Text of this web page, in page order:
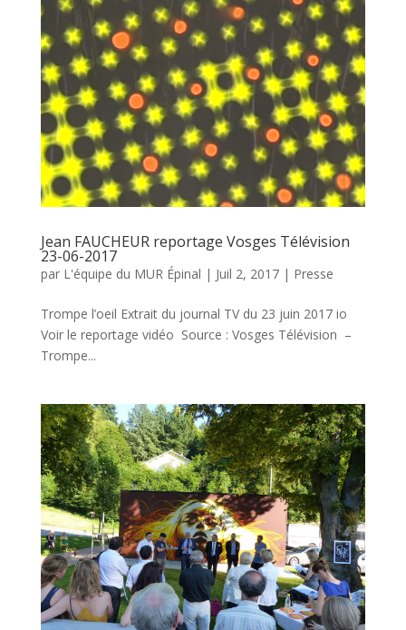
Jean FAUCHEUR reportage Vosges Télévision
23-06-2017
par L'équipe du MUR Épinal | Juil 2, 2017| Presse
Trompe l’oeil Extrait du journal TV du 23 juin 2017 io
Voir le reportage vidéo Source : Vosges Télévision –
Trompe...